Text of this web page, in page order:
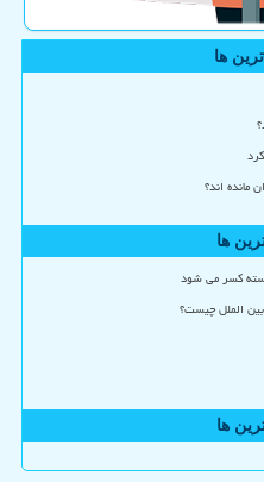
ترین ها
مانده اند؟
ها
کسر می شود
ها